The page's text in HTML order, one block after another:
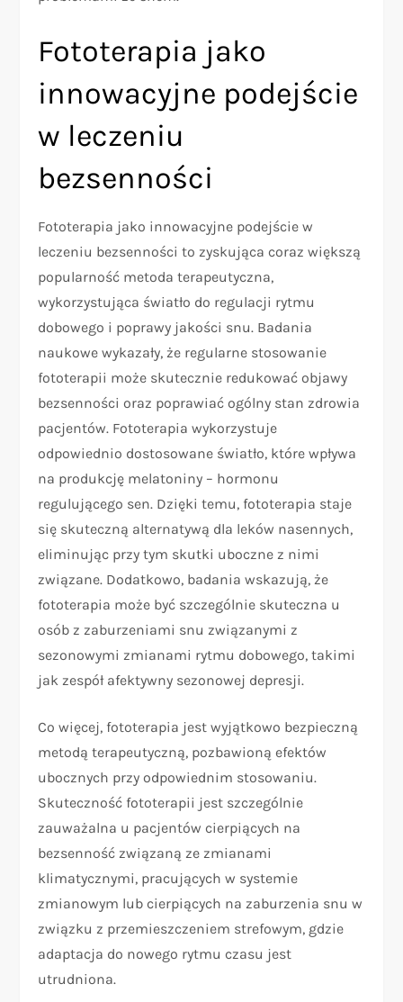
Fototerapia jako
innowacyjne podejście
w leczeniu
bezsenności
Fototerapia jako innowacyjne podejście w
leczeniu bezsenności to zyskująca coraz większą
popularność metoda terapeutyczna,
wykorzystująca światło do regulacji rytmu
dobowego i poprawy jakości snu. Badania
naukowe wykazały, że regularne stosowanie
fototerapii może skutecznie redukować objawy
bezsenności oraz poprawiać ogólny stan zdrowia
pacjentów. Fototerapia wykorzystuje
odpowiednio dostosowane światło, które wpływa
na produkcję melatoniny – hormonu
regulującego sen. Dzięki temu, fototerapia staje
się skuteczną alternatywą dla leków nasennych,
eliminując przy tym skutki uboczne z nimi
związane. Dodatkowo, badania wskazują, że
fototerapia może być szczególnie skuteczna u
osób z zaburzeniami snu związanymi z
sezonowymi zmianami rytmu dobowego, takimi
jak zespół afektywny sezonowej depresji.
Co więcej, fototerapia jest wyjątkowo bezpieczną
metodą terapeutyczną, pozbawioną efektów
ubocznych przy odpowiednim stosowaniu.
Skuteczność fototerapii jest szczególnie
zauważalna u pacjentów cierpiących na
bezsenność związaną ze zmianami
klimatycznymi, pracujących w systemie
zmianowym lub cierpiących na zaburzenia snu w
związku z przemieszczeniem strefowym, gdzie
adaptacja do nowego rytmu czasu jest
utrudniona.